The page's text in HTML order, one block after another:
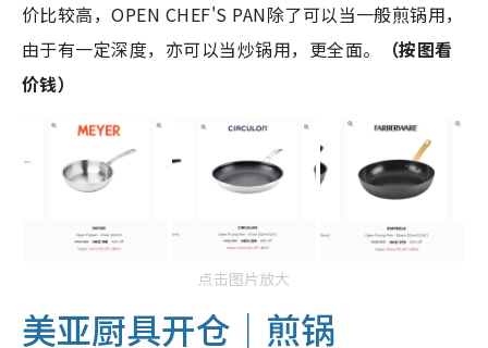
价比较高，OPEN CHEF'S PAN除了可以当一般煎锅用，
由于有一定深度，亦可以当炒锅用，更全面。
（按图看
价钱）
点击图片放大
美亚厨具开仓｜煎锅